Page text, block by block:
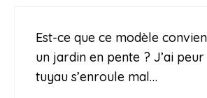
Est-ce que ce modèle
un jardin en pente ? J’ai
tuyau s’enroule mal…